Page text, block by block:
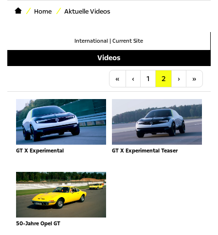
Home Aktuelle Videos
International | Current Site
Videos
« Anfang
‹ Vorherige
1 2 ›Nächste
»
GT X Experimental GT X Experimental Teaser
50-Jahre Opel GT